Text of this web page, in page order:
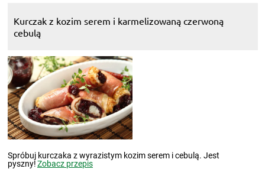
Kurczak z kozim serem i karmelizowaną czerwoną
cebulą
Spróbuj kurczaka z wyrazistym kozim serem i cebulą. Jest
pyszny!Zobacz przepis